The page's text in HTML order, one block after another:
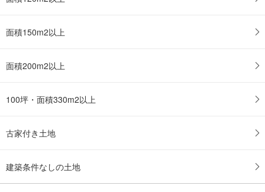
面積150m2以上
面積200m2以上
100坪・面積330m2以上
古家付き土地
建築条件なしの土地